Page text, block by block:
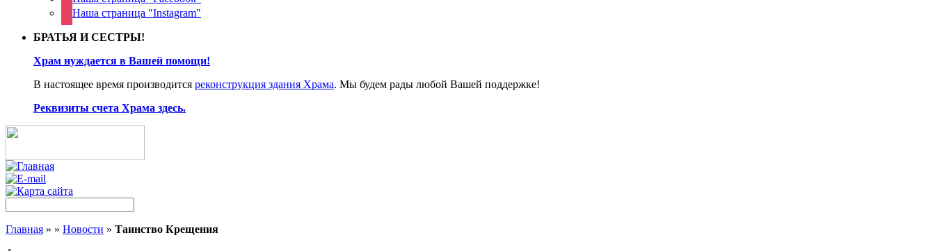
Наша страница "Instagram"
БРАТЬЯ И СЕСТРЫ!
Храм нуждается в Вашей помощи!
В настоящее время производится реконструкция здания Храма. Мы будем рады любой Вашей поддержке!
Реквизиты счета Храма здесь.
Главная » » Новости » Таинство Крещения